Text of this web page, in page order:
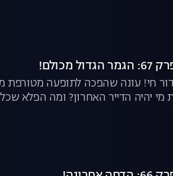
חי! עונה שהפכה לתופעה מטורפת
מי יהיה הדייר האחרון? ומה הפלא